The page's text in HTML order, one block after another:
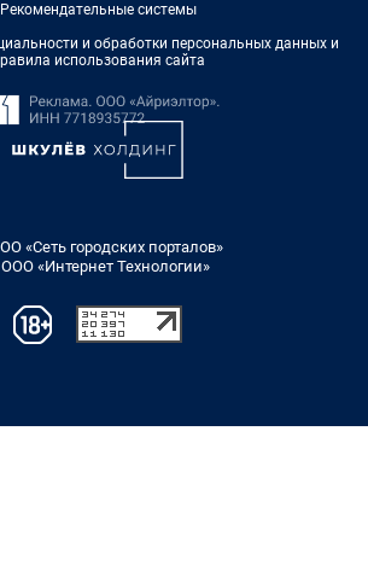
Рекомендательные системы
и обработки персональных данных и
использования сайта
«Сеть городских порталов»
«Интернет Технологии»